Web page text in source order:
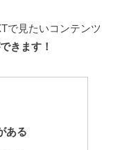
で見たいコンテンツ
きます！
ある